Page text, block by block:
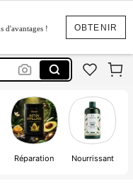
OBTENIR
d'avantages !
Réparation Nourrissant